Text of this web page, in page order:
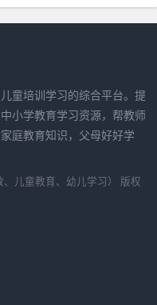
童培训学习的综合平台。提
小学教育学习资源，帮教师
庭教育知识，父母好好学
儿童教育、幼儿学习） 版权